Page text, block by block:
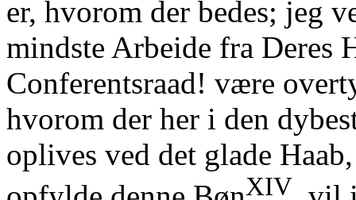
er, hvorom der bedes; jeg
mindste Arbeide fra Deres
Conferentsraad! være
hvorom der her i den
oplives ved det glade
XIV